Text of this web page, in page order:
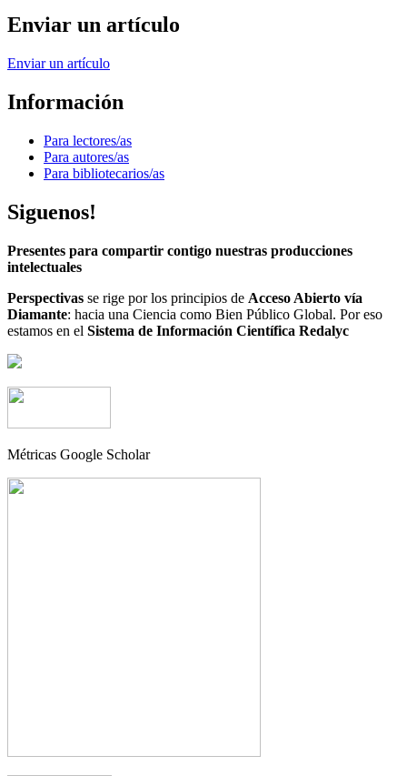
Enviar un artículo
Enviar un artículo
Información
Para lectores/as
Para autores/as
Para bibliotecarios/as
Siguenos!
Presentes para compartir contigo nuestras producciones
intelectuales
Perspectivas se rige por los principios de Acceso Abierto vía
Diamante: hacia una Ciencia como Bien Público Global. Por eso
estamos en el Sistema de Información Científica Redalyc
Métricas Google Scholar